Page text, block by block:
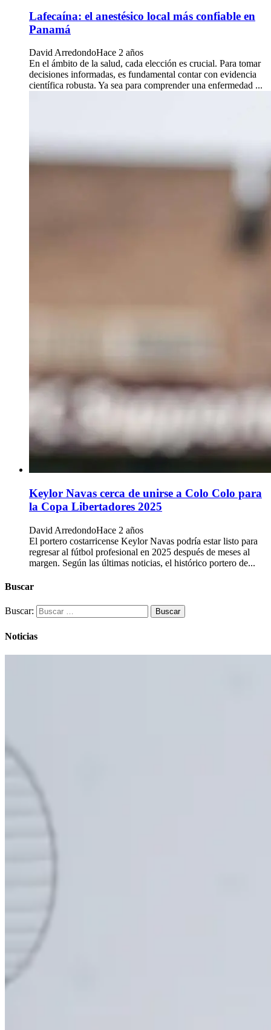
Lafecaína: el anestésico local más confiable en
Panamá
David ArredondoHace 2 años
En el ámbito de la salud, cada elección es crucial. Para tomar
decisiones informadas, es fundamental contar con evidencia
científica robusta. Ya sea para comprender una enfermedad ...
Keylor Navas cerca de unirse a Colo Colo para
la Copa Libertadores 2025
David ArredondoHace 2 años
El portero costarricense Keylor Navas podría estar listo para
regresar al fútbol profesional en 2025 después de meses al
margen. Según las últimas noticias, el histórico portero de...
Buscar
Buscar:
Noticias